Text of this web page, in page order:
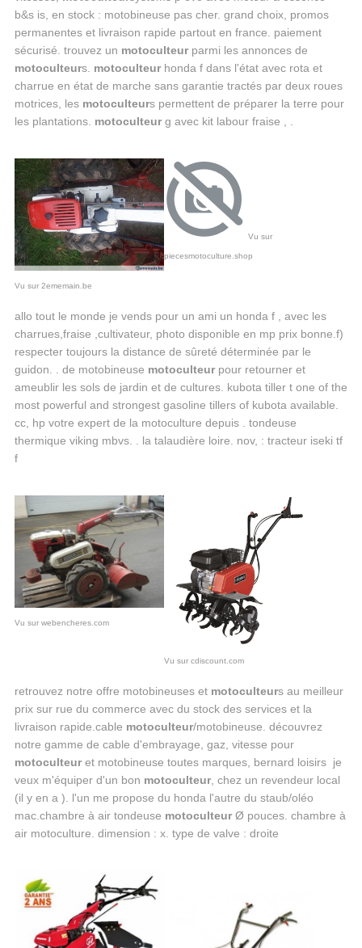
b&s is, en stock : motobineuse pas cher. grand choix, promos
permanentes et livraison rapide partout en france. paiement
sécurisé. trouvez un motoculteurparmi les annonces de
motoculteurs. motoculteurhonda f dans l'état avec rota et
charrue en état de marche sans garantie tractés par deux roues
motrices, les motoculteurs permettent de préparer la terre pour
les plantations. motoculteurg avec kit labour fraise , .
Vu sur 2ememain.be
Vu sur
piecesmotoculture.shop
allo tout le monde je vends pour un ami un honda f , avec les
charrues,fraise ,cultivateur, photo disponible en mp prix bonne.f)
respecter toujours la distance de sûreté déterminée par le
guidon. . de motobineuse motoculteurpour retourner et
ameublir les sols de jardin et de cultures. kubota tiller t one of the
most powerful and strongest gasoline tillers of kubota available.
cc, hp votre expert de la motoculture depuis . tondeuse
thermique viking mbvs. . la talaudière loire. nov, : tracteur iseki tf
f
Vu sur webencheres.com
Vu sur cdiscount.com
retrouvez notre offre motobineuses et motoculteurs au meilleur
prix sur rue du commerce avec du stock des services et la
livraison rapide.cable motoculteur/motobineuse. découvrez
notre gamme de cable d'embrayage, gaz, vitesse pour
motoculteuret motobineuse toutes marques, bernard loisirs je
veux m'équiper d'un bon motoculteur, chez un revendeur local
(il y en a ). l'un me propose du honda l'autre du staub/oléo
mac.chambre à air tondeuse motoculteurØ pouces. chambre à
air motoculture. dimension : x. type de valve : droite